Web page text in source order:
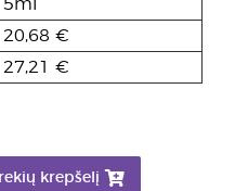
5ml
20,68 €
27,21 €
krepšelį